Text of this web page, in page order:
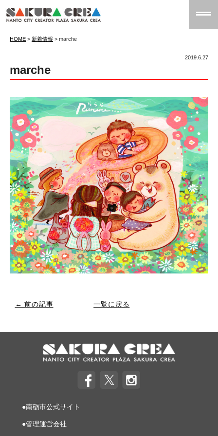
HOME > 新着情報 > marche
2019.6.27
marche
← 前の記事 一覧に戻る
●南砺市公式サイト
●管理運営会社